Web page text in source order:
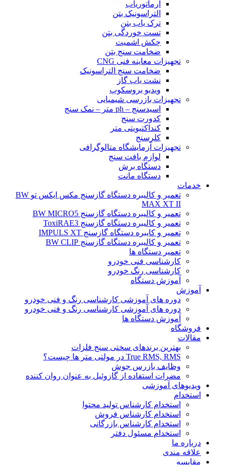
آرماتوریاب
التراسونیک بتن
ترک یاب بتن
تست خوردگی بتن
چکش اشمیت
ضخامت سنج بتن
تجهیزات معاینه فنی CNG
ضخامت سنج التراسونیک
نشت یاب گاز
ویدیو بروسکوپ
تجهیزات بازرسی شیمیایی
اسیدسنج – ph متر – نمک سنج
کدورت سنج
کنداکتیویتی متر
کلرسنج
تجهیزات آزمایشگاه متالوگرافی
لوازم بافت سنج
دستگاه برش
دستگاه مانت
خدمات
تعمیر و کالیبره دستگاه گازسنج مکس ایکس تو BW
MAX XT II
تعمیر و کالیبره دستگاه گازسنج BW MICRO5
تعمیر و کالیبره دستگاه گازسنج ToxiRAE3
تعمیر و کایبره دستگاه گازسنج IMPULS XT
تعمیر و کالیبره دستگاه گازسنج BW CLIP
تعمیر دستگاه ها
کارشناسی فنی خودرو
کارشناسی رنگ خودرو
آموزش دستگاه
آموزش
دوره های آموزشی کارشناسی رنگ و فنی خودرو
دوره های آموزشی کارشناسی رنگ و فنی خودرو
آموزش دستگاه ها
فروشگاه
مقالات
بهترین برندهای سختی سنج فلزات
True RMS, RMS در مولتی متر ها چیست؟
وظایف بازرس جوش
مضرات استفاده از گازوئیل به عنوان روان کننده
ویدیوهای آموزشی
استخدام
استخدام کارشناس تولید محتوا
استخدام کارشناس فروش
استخدام کارشناس بازرگانی
استخدام مسئول دفتر
درباره ما
علاقه مندی
مقایسه